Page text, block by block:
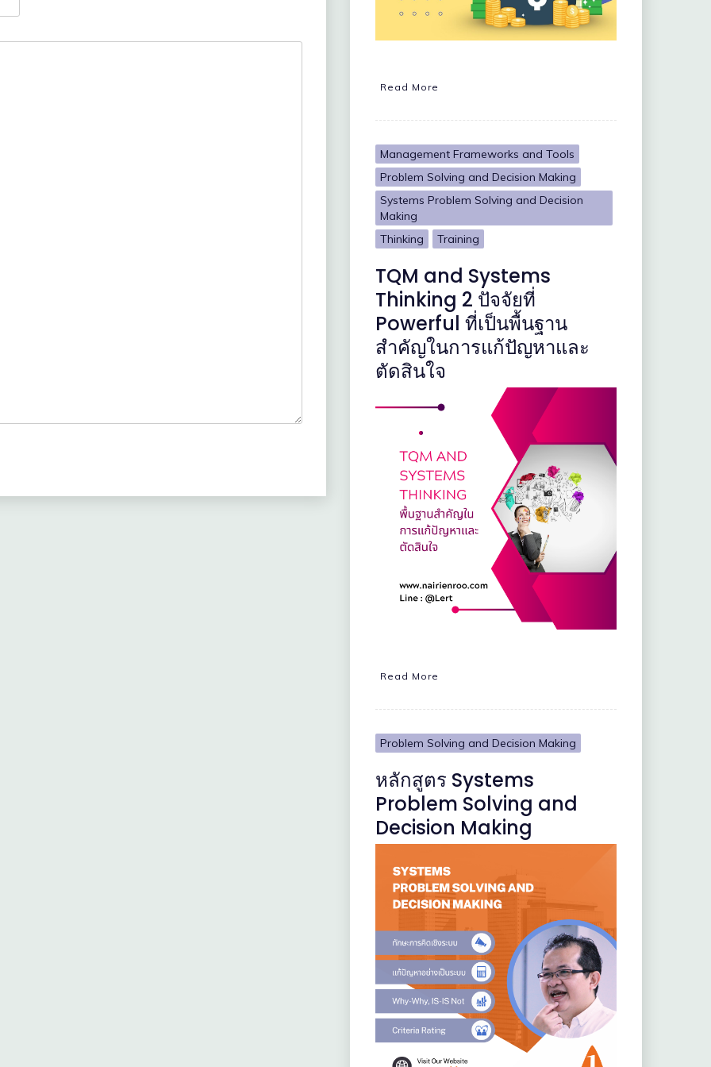
Read More
Management Frameworks and Tools
Problem Solving and Decision Making
Systems Problem Solving and Decision
Making
Thinking
Training
TQM and Systems
Thinking 2 ปัจจัยที่
Powerful ที่เป็นพื้นฐาน
สำคัญในการแก้ปัญหาและ
ตัดสินใจ
Read More
Problem Solving and Decision Making
หลักสูตร Systems
Problem Solving and
Decision Making